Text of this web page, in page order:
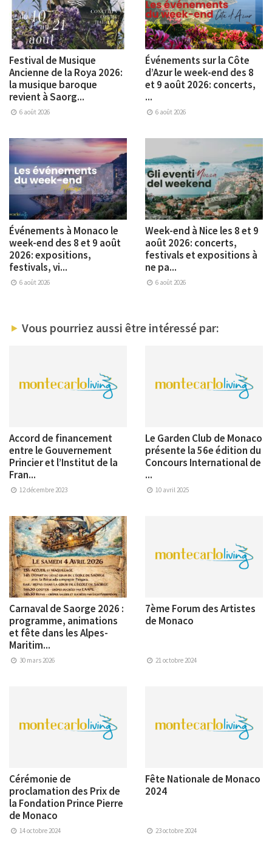
Festival de Musique
Ancienne de la Roya 2026:
la musique baroque
revient à Saorg...
6 août 2026
Événements sur la Côte
d’Azur le week-end des 8
et 9 août 2026: concerts,
...
6 août 2026
Événements à Monaco le
week-end des 8 et 9 août
2026: expositions,
festivals, vi...
6 août 2026
Week-end à Nice les 8 et 9
août 2026: concerts,
festivals et expositions à
ne pa...
6 août 2026
Vous pourriez aussi être intéressé par:
Accord de financement
entre le Gouvernement
Princier et l’Institut de la
Fran...
12 décembre 2023
Le Garden Club de Monaco
présente la 56e édition du
Concours International de
...
10 avril 2025
Carnaval de Saorge 2026 :
programme, animations
et fête dans les Alpes-
Maritim...
30 mars 2026
7ème Forum des Artistes
de Monaco
21 octobre 2024
Cérémonie de
proclamation des Prix de
la Fondation Prince Pierre
de Monaco
14 octobre 2024
Fête Nationale de Monaco
2024
23 octobre 2024